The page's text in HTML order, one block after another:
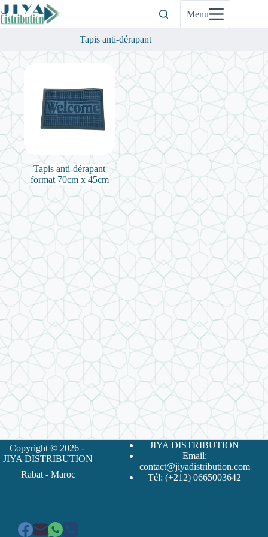
Passer
au
contenu
Menu
Tapis anti-dérapant
Tapis anti-dérapant
format 70cm x 45cm
Copyright © 2026 -
JIYA DISTRIBUTION
Rabat - Maroc
JIYA DISTRIBUTION
Email:
contact@jiyadistribution.com
Tél: (+212) 0665003642